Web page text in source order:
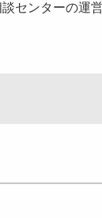
センターの運